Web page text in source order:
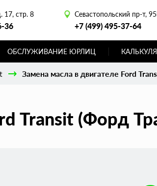
17, стр. 8
36
Севастопольский пр-т,
+7 (499) 495-37-64
ОБСЛУЖИВАНИЕ ЮРЛИЦ
Замена масла в двигателе Ford
Transit (Форд